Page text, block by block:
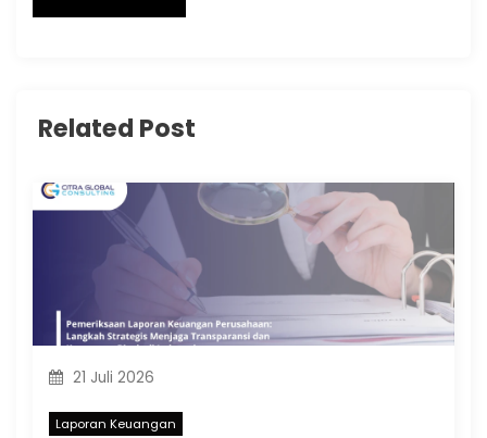
Related Post
21 Juli 2026
Laporan Keuangan